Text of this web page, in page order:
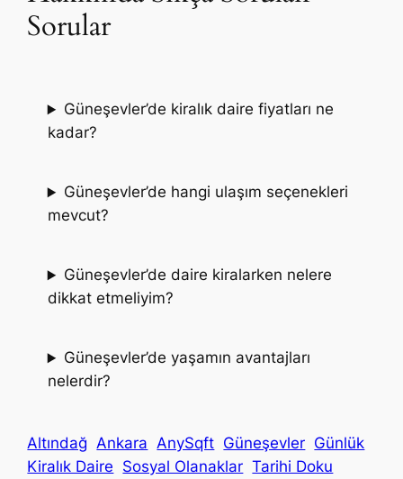
Sorular
Güneşevler’de kiralık daire fiyatları ne
kadar?
Güneşevler’de hangi ulaşım seçenekleri
mevcut?
Güneşevler’de daire kiralarken nelere
dikkat etmeliyim?
Güneşevler’de yaşamın avantajları
nelerdir?
Altındağ Ankara AnySqft Güneşevler Günlük
Kiralık Daire Sosyal Olanaklar Tarihi Doku